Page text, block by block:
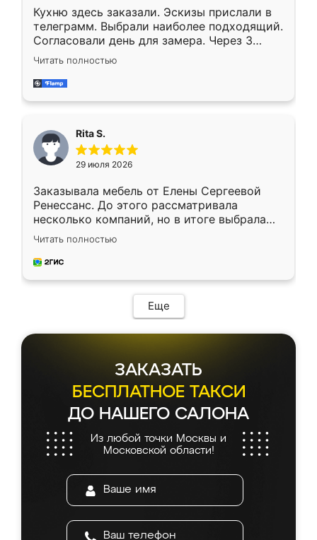
Кухню здесь заказали. Эскизы прислали в
телеграмм. Выбрали наиболее подходящий.
Согласовали день для замера. Через 3
недели кухня была уже готова. Остались
довольны работой. Спасибо Ренессанс
мебель за качественную работу!
Читать полностью
Rita S.
29 июля 2026
Заказывала мебель от Елены Сергеевой
Ренессанс. До этого рассматривала
несколько компаний, но в итоге выбрала
эту. Сначала обговорили условия, потом
приехал замерщик, всё спокойно объяснил
и снял размеры. Изготовили в срок, с
мебель сразу встала на свое место без
каких-либо доработок. Качеством осталась
довольна, все выглядит так, как и ожидала.
Читать полностью
Еще
ЗАКАЗАТЬ
БЕСПЛАТНОЕ ТАКСИ
ДО НАШЕГО САЛОНА
Из любой точки Москвы и
Московской области!